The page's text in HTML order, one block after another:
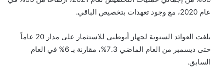
عام 2020، مع وجود تعهدات بتخصيص الباقي.
بلغت العوائد السنوية لجهاز أبوظبي للاستثمار على مدار 20 عاماً
حتى ديسمبر من العام الماضي 7.3%، مقارنة بـ 6% في العام
السابق.